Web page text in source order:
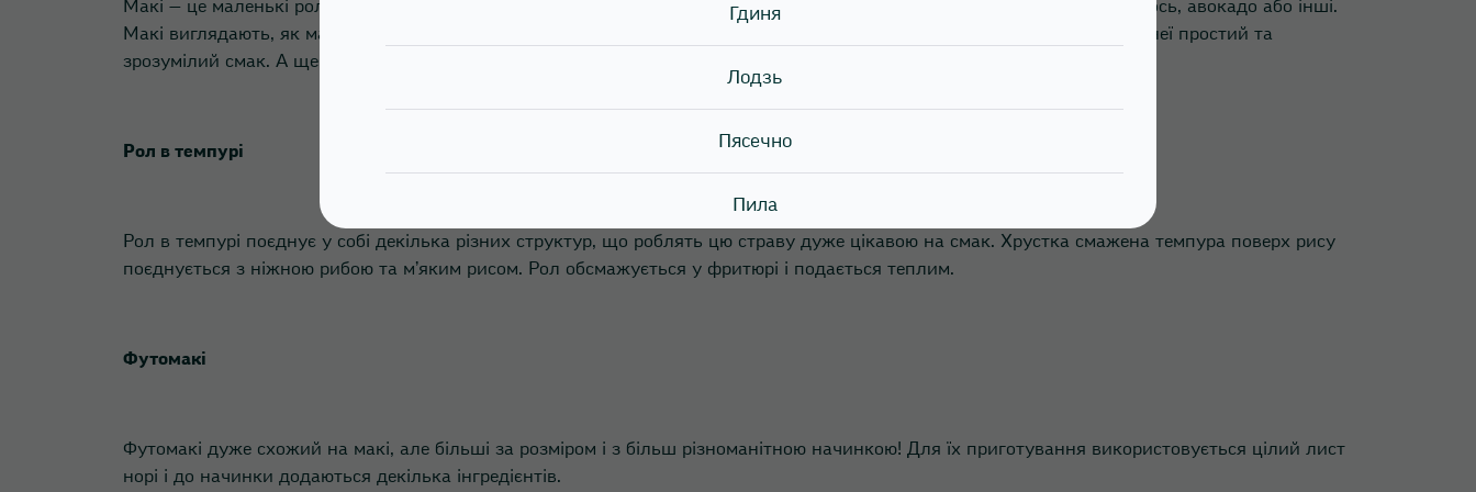
Гдиня
Лодзь
Пясечно
Пила
Прушков
Макі — це маленькі роли з дуже простою начинкою. До одного ролу можуть додати лише один інгредієнт: тунець, лосось, авокадо або інші.
Макі виглядають, як маленькі циліндри, огорнуті водоростями норі з начинкою. Одним з плюсів цієї страви є те, що у неї простий та
зрозумілий смак. А ще невеликий розмір, завдяки чому їх зручно їсти
Рол в темпурі
Рол в темпурі поєднує у собі декілька різних структур, що роблять цю страву дуже цікавою на смак. Хрустка смажена темпура поверх рису
поєднується з ніжною рибою та м’яким рисом. Рол обсмажується у фритюрі і подається теплим.
Футомакі
Футомакі дуже схожий на макі, але більші за розміром і з більш різноманітною начинкою! Для їх приготування використовується цілий лист
норі і до начинки додаються декілька інгредієнтів.